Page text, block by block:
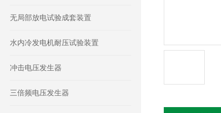
无局部放电试验成套装置
水内冷发电机耐压试验装置
冲击电压发生器
三倍频电压发生器